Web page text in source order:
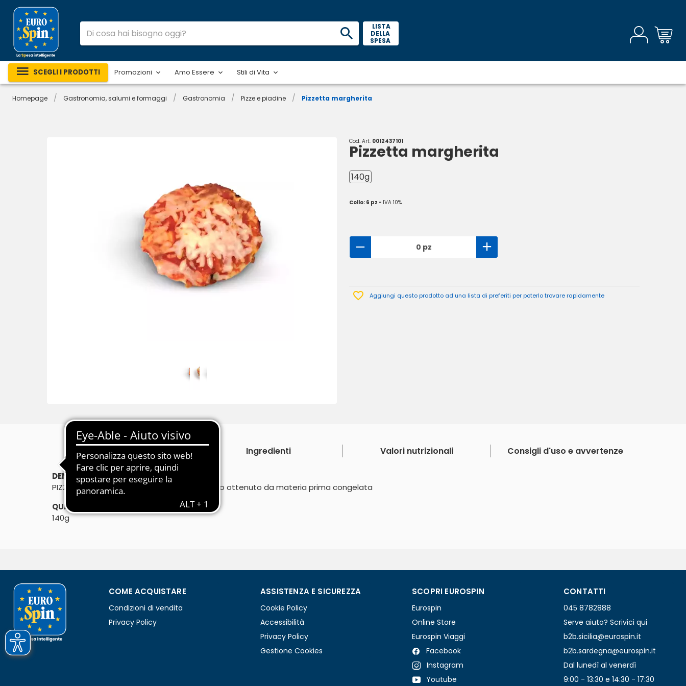
LISTA
DELLA
SPESA
SCEGLI I PRODOTTI Promozioni Amo Essere Stili di Vita
Homepage / Gastronomia, salumi e formaggi / Gastronomia / Pizze e piadine / Pizzetta margherita
Cod. Art. 0012437101
Pizzetta margherita
140g
Collo: 6 pz - IVA 10%
0 pz
Aggiungi questo prodotto ad una lista di preferiti per poterlo trovare rapidamente
Descrizione Ingredienti Valori nutrizionali Consigli d'uso e avvertenze
DENOMINAZIONE DI VENDITA:
PIZZETTA MARGHERITA TONDA 140g - prodotto ottenuto da materia prima congelata
QUANTITÀ:
140g
COME ACQUISTARE
Condizioni di vendita
Privacy Policy
ASSISTENZA E SICUREZZA
Cookie Policy
Accessibilità
Privacy Policy
Gestione Cookies
SCOPRI EUROSPIN
Eurospin
Online Store
Eurospin Viaggi
Facebook
Instagram
Youtube
CONTATTI
045 8782888
Serve aiuto? Scrivici qui
b2b.sicilia@eurospin.it
b2b.sardegna@eurospin.it
Dal lunedì al venerdì
9:00 - 13:30 e 14:30 - 17:30